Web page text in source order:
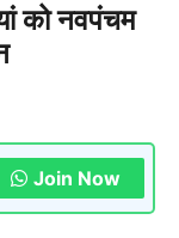
को नवपंचम
Join Now